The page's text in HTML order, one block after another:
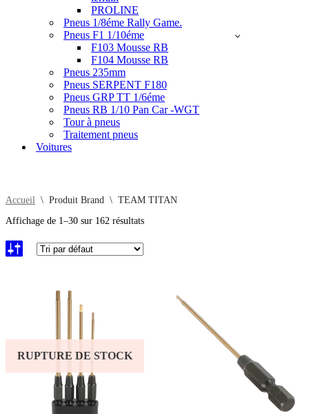
PROLINE
Pneus 1/8éme Rally Game.
Pneus F1 1/10éme
F103 Mousse RB
F104 Mousse RB
Pneus 235mm
Pneus SERPENT F180
Pneus GRP TT 1/6éme
Pneus RB 1/10 Pan Car -WGT
Tour à pneus
Traitement pneus
Voitures
Accueil \ Produit Brand \ TEAM TITAN
Affichage de 1–30 sur 162 résultats
RUPTURE DE STOCK